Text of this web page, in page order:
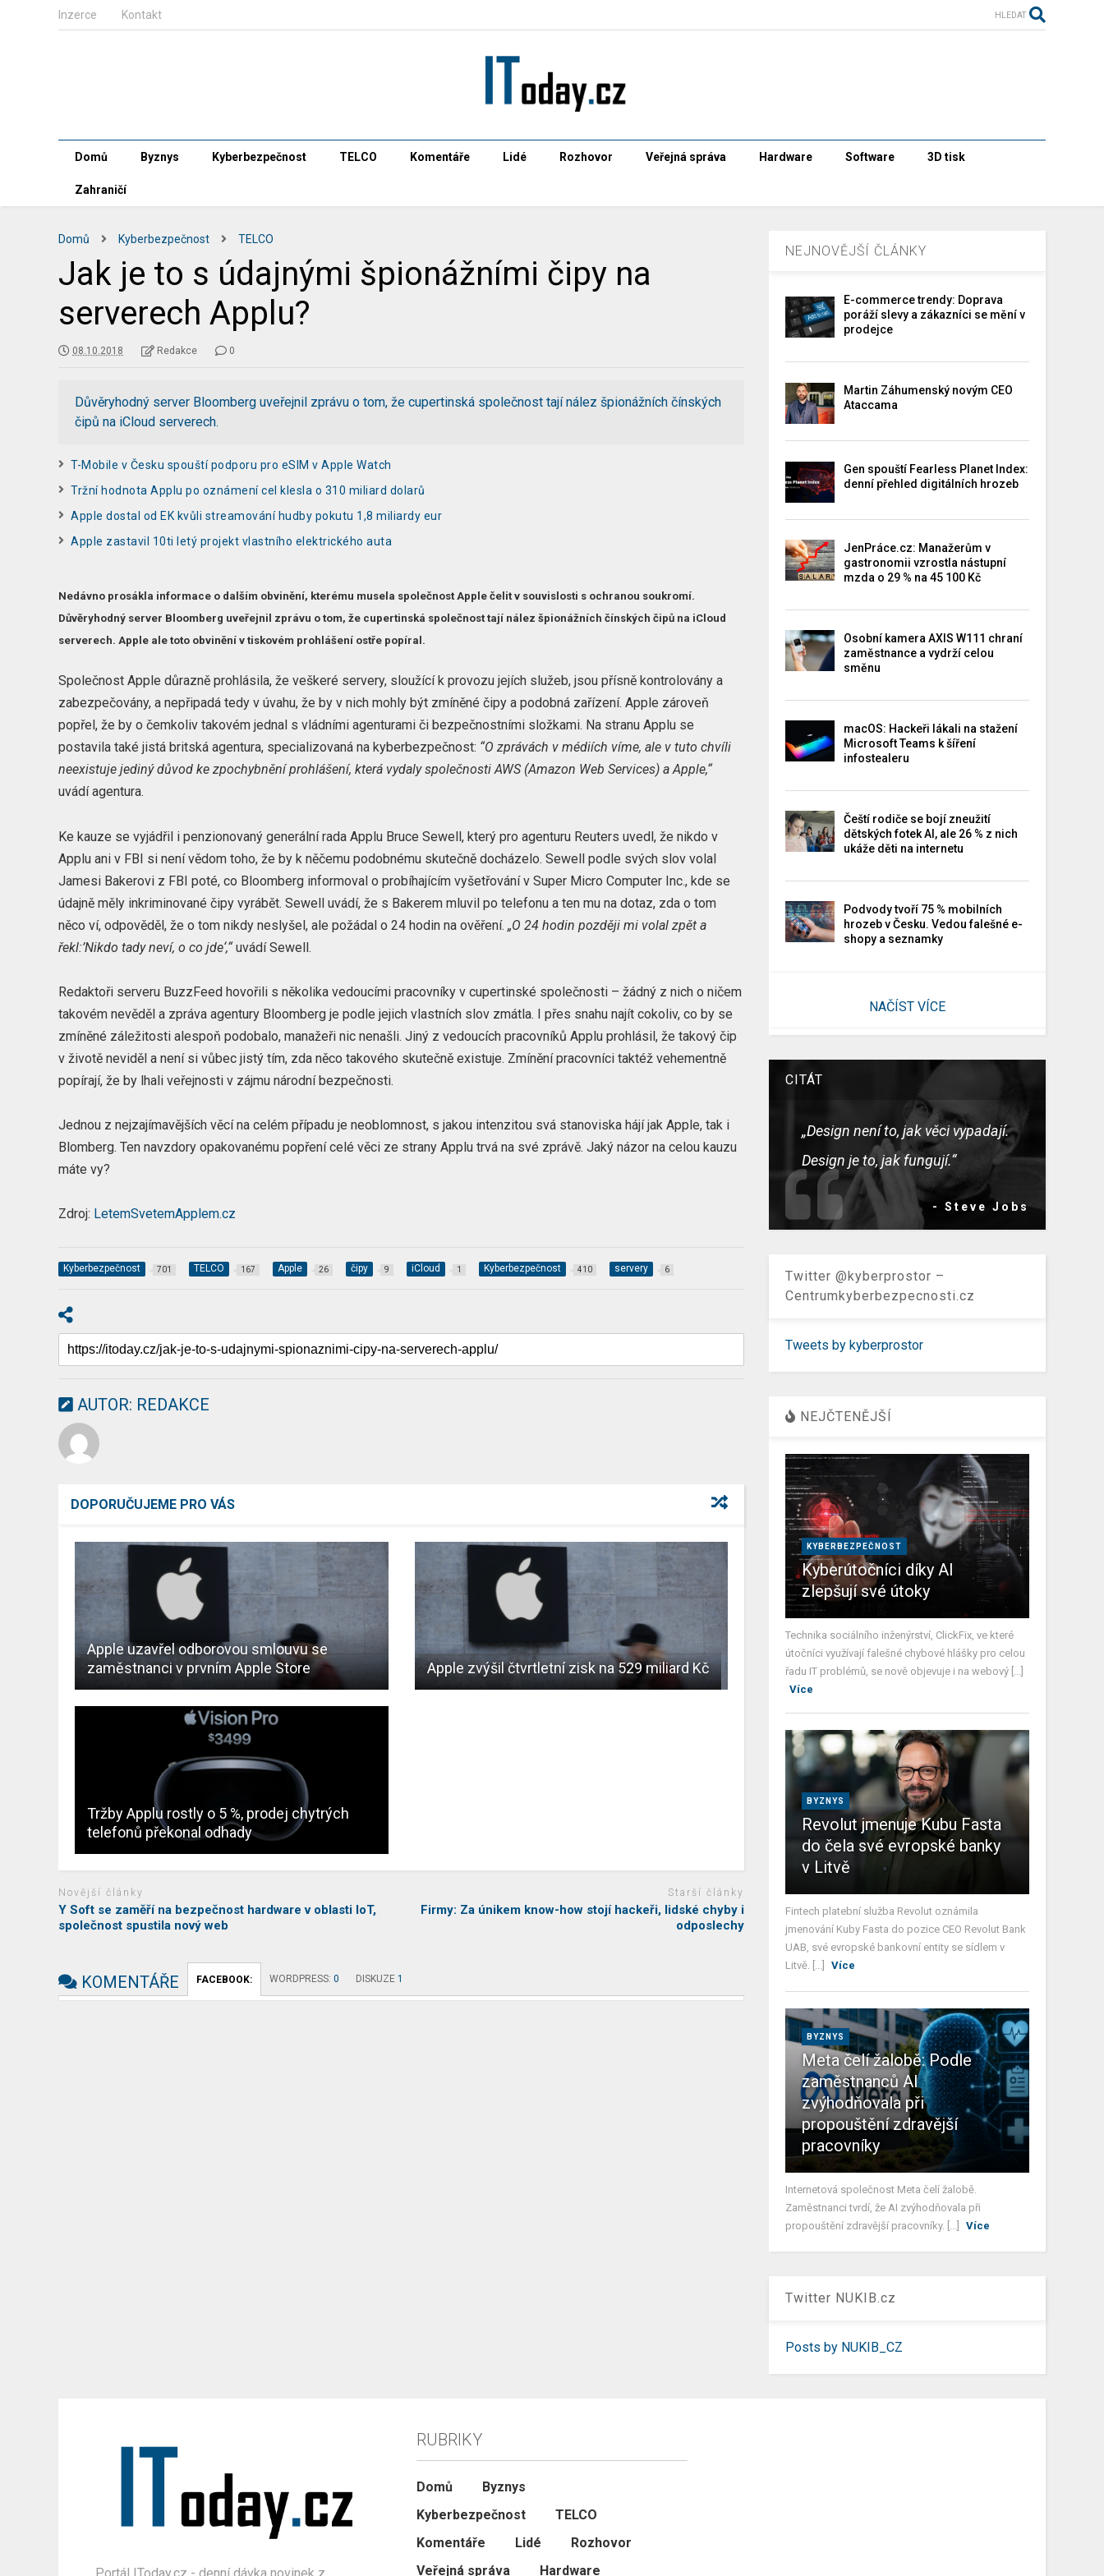
Inzerce Kontakt HLEDAT
Domů Byznys Kyberbezpečnost TELCO Komentáře Lidé Rozhovor Veřejná správa Hardware Software 3D tisk
Zahraničí
Domů Kyberbezpečnost TELCO
Jak je to s údajnými špionážními čipy na
serverech Applu?
08.10.2018 Redakce 0
Důvěryhodný server Bloomberg uveřejnil zprávu o tom, že cupertinská společnost tají nález špionážních čínských
čipů na iCloud serverech.
T-Mobile v Česku spouští podporu pro eSIM v Apple Watch
Tržní hodnota Applu po oznámení cel klesla o 310 miliard dolarů
Apple dostal od EK kvůli streamování hudby pokutu 1,8 miliardy eur
Apple zastavil 10ti letý projekt vlastního elektrického auta
Nedávno prosákla informace o dalším obvinění, kterému musela společnost Apple čelit v souvislosti s ochranou soukromí.
Důvěryhodný server Bloomberg uveřejnil zprávu o tom, že cupertinská společnost tají nález špionážních čínských čipů na iCloud
serverech. Apple ale toto obvinění v tiskovém prohlášení ostře popíral.
Společnost Apple důrazně prohlásila, že veškeré servery, sloužící k provozu jejích služeb, jsou přísně kontrolovány a
zabezpečovány, a nepřipadá tedy v úvahu, že by v nich mohly být zmíněné čipy a podobná zařízení. Apple zároveň
popřel, že by o čemkoliv takovém jednal s vládními agenturami či bezpečnostními složkami. Na stranu Applu se
postavila také jistá britská agentura, specializovaná na kyberbezpečnost: “O zprávách v médiích víme, ale v tuto chvíli
neexistuje jediný důvod ke zpochybnění prohlášení, která vydaly společnosti AWS (Amazon Web Services) a Apple,“
uvádí agentura.
Ke kauze se vyjádřil i penzionovaný generální rada Applu Bruce Sewell, který pro agenturu Reuters uvedl, že nikdo v
Applu ani v FBI si není vědom toho, že by k něčemu podobnému skutečně docházelo. Sewell podle svých slov volal
Jamesi Bakerovi z FBI poté, co Bloomberg informoval o probíhajícím vyšetřování v Super Micro Computer Inc., kde se
údajně měly inkriminované čipy vyrábět. Sewell uvádí, že s Bakerem mluvil po telefonu a ten mu na dotaz, zda o tom
něco ví, odpověděl, že o tom nikdy neslyšel, ale požádal o 24 hodin na ověření.„O 24 hodin později mi volal zpět a
řekl:’Nikdo tady neví, o co jde‘,“uvádí Sewell.
Redaktoři serveru BuzzFeed hovořili s několika vedoucími pracovníky v cupertinské společnosti – žádný z nich o ničem
takovém nevěděl a zpráva agentury Bloomberg je podle jejich vlastních slov zmátla. I přes snahu najít cokoliv, co by se
zmíněné záležitosti alespoň podobalo, manažeři nic nenašli. Jiný z vedoucích pracovníků Applu prohlásil, že takový čip
v životě neviděl a není si vůbec jistý tím, zda něco takového skutečně existuje. Zmínění pracovníci taktéž vehementně
popírají, že by lhali veřejnosti v zájmu národní bezpečnosti.
Jednou z nejzajímavějších věcí na celém případu je neoblomnost, s jakou intenzitou svá stanoviska hájí jak Apple, tak i
Blomberg. Ten navzdory opakovanému popření celé věci ze strany Applu trvá na své zprávě. Jaký názor na celou kauzu
máte vy?
Zdroj: LetemSvetemApplem.cz
Kyberbezpečnost 701 TELCO 167 Apple 26 čipy 9 iCloud 1 Kyberbezpečnost 410 servery 6
AUTOR: REDAKCE
DOPORUČUJEME PRO VÁS
Apple uzavřel odborovou smlouvu se
zaměstnanci v prvním Apple Store
Apple zvýšil čtvrtletní zisk na 529 miliard Kč
Tržby Applu rostly o 5 %, prodej chytrých
telefonů překonal odhady
Novější články
Y Soft se zaměří na bezpečnost hardware v oblasti IoT,
společnost spustila nový web
Starší články
Firmy: Za únikem know-how stojí hackeři, lidské chyby i
odposlechy
KOMENTÁŘE FACEBOOK: WORDPRESS:0 DISKUZE1
NEJNOVĚJŠÍ ČLÁNKY
E-commerce trendy: Doprava
poráží slevy a zákazníci se mění v
prodejce
Martin Záhumenský novým CEO
Ataccama
Gen spouští Fearless Planet Index:
denní přehled digitálních hrozeb
JenPráce.cz: Manažerům v
gastronomii vzrostla nástupní
mzda o 29 % na 45 100 Kč
Osobní kamera AXIS W111 chraní
zaměstnance a vydrží celou
směnu
macOS: Hackeři lákali na stažení
Microsoft Teams k šíření
infostealeru
Čeští rodiče se bojí zneužití
dětských fotek AI, ale 26 % z nich
ukáže děti na internetu
Podvody tvoří 75 % mobilních
hrozeb v Česku. Vedou falešné e-
shopy a seznamky
NAČÍST VÍCE
CITÁT
„Design není to, jak věci vypadají.
Design je to, jak fungují.“
- Steve Jobs
Twitter @kyberprostor –
Centrumkyberbezpecnosti.cz
Tweets by kyberprostor
NEJČTENĚJŠÍ
KYBERBEZPEČNOST
Kyberútočníci díky AI
zlepšují své útoky
Technika sociálního inženýrství, ClickFix, ve které
útočníci využívají falešné chybové hlášky pro celou
řadu IT problémů, se nově objevuje i na webový [...]
Více
BYZNYS
Revolut jmenuje Kubu Fasta
do čela své evropské banky
v Litvě
Fintech platební služba Revolut oznámila
jmenování Kuby Fasta do pozice CEO Revolut Bank
UAB, své evropské bankovní entity se sídlem v
Litvě. [...]
Více
BYZNYS
Meta čelí žalobě: Podle
zaměstnanců AI
zvýhodňovala při
propouštění zdravější
pracovníky
Internetová společnost Meta čelí žalobě.
Zaměstnanci tvrdí, že AI zvýhodňovala při
propouštění zdravější pracovníky. [...]
Více
Twitter NUKIB.cz
Posts by NUKIB_CZ
Portál IToday.cz - denní dávka novinek z
RUBRIKY
Domů
Byznys
Kyberbezpečnost
TELCO
Komentáře
Lidé
Rozhovor
Veřejná správa
Hardware